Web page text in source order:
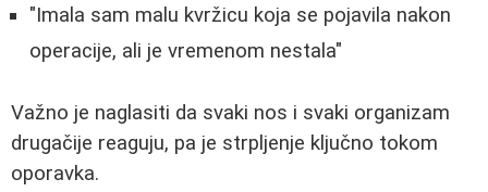
"Imala sam malu kvržicu koja se pojavila nakon
operacije, ali je vremenom nestala"
Važno je naglasiti da svaki nos i svaki organizam
drugačije reaguju, pa je strpljenje ključno tokom
oporavka.